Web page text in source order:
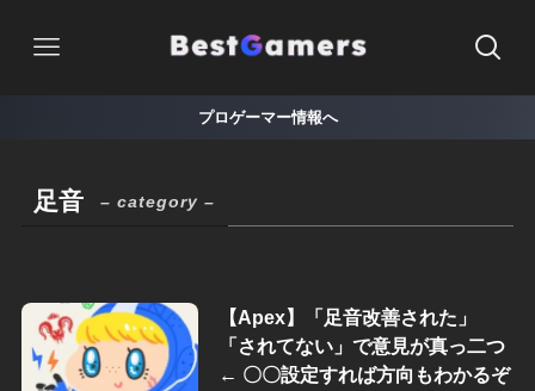
プロゲーマー情報へ
足音 – category –
【Apex】「足音改善された」
「されてない」で意見が真っ二つ
← 〇〇設定すれば方向もわかるぞ